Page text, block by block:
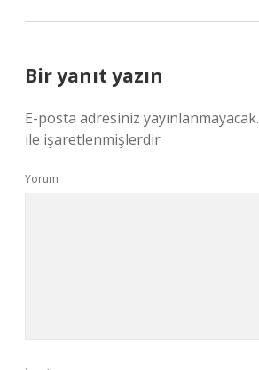
Bir yanıt yazın
E-posta adresiniz yayınlanmayacak.
ile işaretlenmişlerdir
Yorum